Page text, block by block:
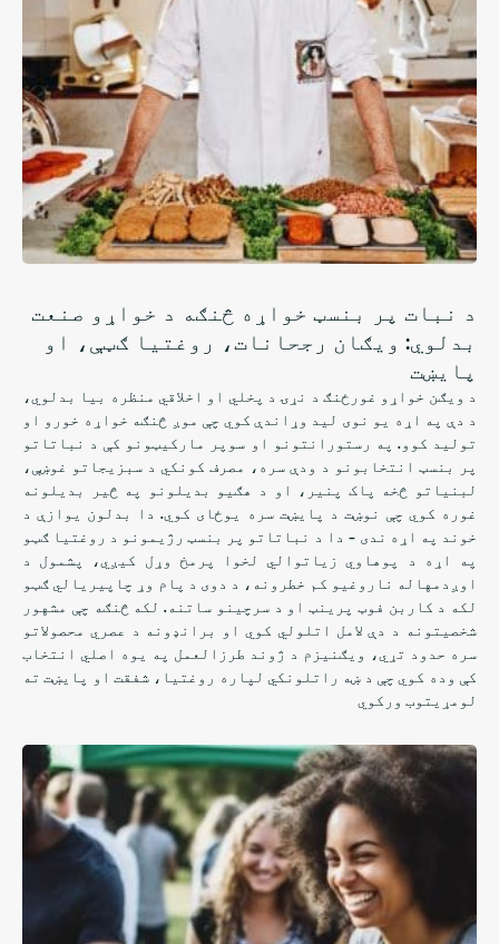
د نبات پر بنسټ خواړه څنګه د خواړو صنعت
بدلوي: ویګان رجحانات، روغتیا ګټې، او
پایښت
د ویګن خواړو غورځنګ د نړۍ د پخلي او اخلاقي منظره بیا بدلوي،
د دې په اړه یو نوی لید وړاندې کوي چې موږ څنګه خواړه خورو او
تولید کوو. په رستورانتونو او سوپر مارکیټونو کې د نباتاتو
پر بنسټ انتخابونو د ودې سره، مصرف کونکي د سبزیجاتو غوښې،
لبنیاتو څخه پاک پنیر، او د هګیو بدیلونو په څیر بدیلونه
غوره کوي چې نوښت د پایښت سره یوځای کوي. دا بدلون یوازې د
خوند په اړه ندی - دا د نباتاتو پر بنسټ رژیمونو د روغتیا ګټو
په اړه د پوهاوي زیاتوالي لخوا پرمخ وړل کیږي، پشمول د
اوږدمهاله ناروغیو کم خطرونه، د دوی د پام وړ چاپیریالي ګټو
لکه د کاربن فوټ پرینټ او د سرچینو ساتنه. لکه څنګه چې مشهور
شخصیتونه د دې لامل اتلولي کوي او برانډونه د عصري محصولاتو
سره حدود تړي، ویګنیزم د ژوند طرزالعمل په یوه اصلي انتخاب
کې وده کوي چې د ښه راتلونکي لپاره روغتیا، شفقت او پایښت ته
لومړیتوب ورکوي